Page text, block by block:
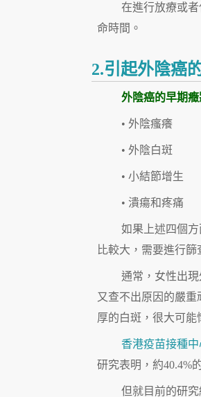
在進行放療或
命時間。
2.引起外陰癌
外陰癌的早期癥
• 外陰瘙癢
• 外陰白斑
• 小結節增生
• 潰瘍和疼痛
如果上述四個
比較大，需要進行篩
通常，女性出
又查不出原因的嚴
厚的白斑，很大可能
香港疫苗接種中
研究表明，約40.4%
但就目前的研